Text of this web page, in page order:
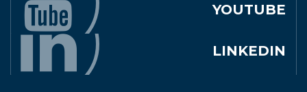
YOUTUBE
LINKEDIN